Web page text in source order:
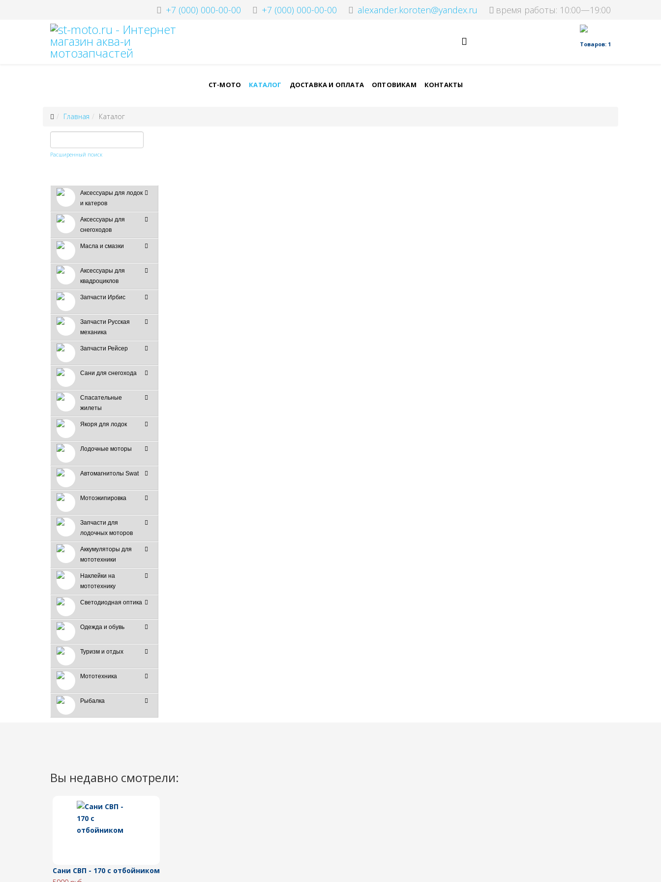
+7 (000) 000-00-00 +7 (000) 000-00-00 alexander.koroten@yandex.ru время работы: 10:00—19:00
СТ-МОТО КАТАЛОГ ДОСТАВКА И ОПЛАТА ОПТОВИКАМ КОНТАКТЫ
Товаров: 1
Главная Каталог
Расширенный поиск
Аксессуары для лодок
и катеров
Аксессуары для
снегоходов
Масла и смазки
Аксессуары для
квадроциклов
Запчасти Ирбис
Запчасти Русская
механика
Запчасти Рейсер
Сани для снегохода
Спасательные
жилеты
Якоря для лодок
Лодочные моторы
Автомагнитолы Swat
Мотоэкипировка
Запчасти для
лодочных моторов
Аккумуляторы для
мототехники
Наклейки на
мототехнику
Светодиодная оптика
Одежда и обувь
Туризм и отдых
Мототехника
Рыбалка
Вы недавно смотрели:
Сани СВП - 170 с отбойником